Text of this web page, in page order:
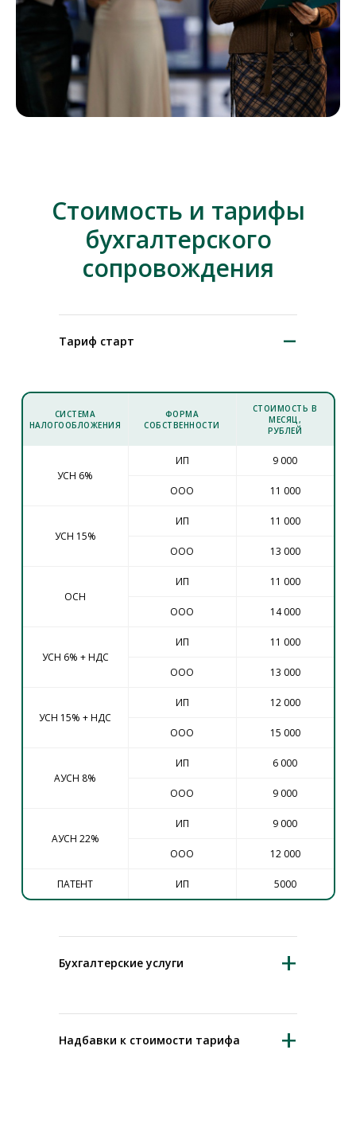
Стоимость и тарифы
бухгалтерского
сопровождения
–
Тариф старт
СИСТЕМА
НАЛОГООБЛОЖЕНИЯ
ФОРМА
СОБСТВЕННОСТИ
СТОИМОСТЬ В
МЕСЯЦ,
РУБЛЕЙ
УСН 6%
ИП 9 000
ООО 11 000
УСН 15%
ИП 11 000
ООО 13 000
ОСН
ИП 11 000
ООО 14 000
УСН 6% + НДС
ИП 11 000
ООО 13 000
УСН 15% + НДС
ИП 12 000
ООО 15 000
АУСН 8%
ИП 6 000
ООО 9 000
АУСН 22%
ИП 9 000
ООО 12 000
ПАТЕНТ ИП 5000
+
Бухгалтерские услуги
+
Надбавки к стоимости тарифа